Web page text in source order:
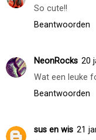
So cute!!
Beantwoorden
NeonRocks 20
Wat een leuke
Beantwoorden
sus en wis 21